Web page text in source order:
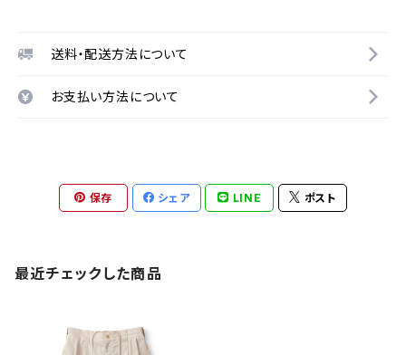
送料・配送方法について
お支払い方法について
保存 シェア LINE ポスト
最近チェックした商品